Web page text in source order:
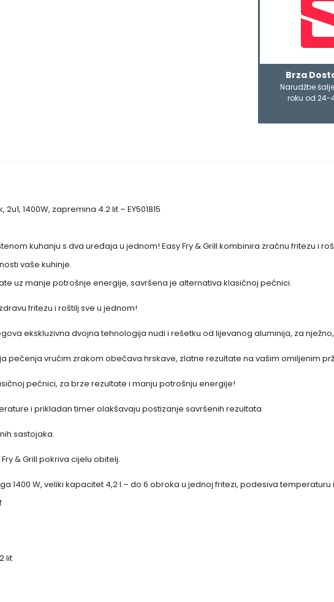
Brza
Narudžbe
roku od 24-
1400W, zapremina 4.2 lit – EY501815
kuhanju s dva uređaja u jednom! Easy Fry & Grill kombinira zračnu fritezu i
vaše kuhinje.
uz manje potrošnje energije, savršena je alternativa klasičnoj pećnici.
fritezu i roštilj sve u jednom!
ekskluzivna dvojna tehnologija nudi i rešetku od lijevanog aluminija, za
pečenja vrućim zrakom obećava hrskave, zlatne rezultate na vašim omiljenim
pećnici, za brze rezultate i manju potrošnju energije!
i prikladan timer olakšavaju postizanje savršenih rezultata
sastojaka.
& Grill pokriva cijelu obitelj.
1400 W, veliki kapacitet 4,2 l – do 6 obroka u jednoj fritezi, podesiva
lit